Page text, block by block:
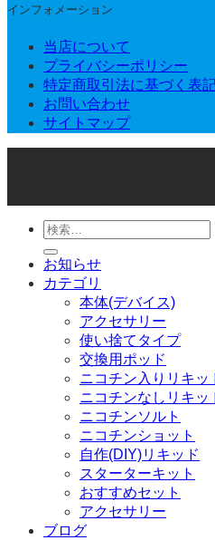
インフォメーション
当店について
プライバシーポリシー
特定商取引法に基づく表
お問い合わせ
サイトマップ
検
索
対
象:
お知らせ
カテゴリ
本体(デバイス)
アクセサリー
使い捨てタイプ
交換用ポッド
ニコチン入りリキッ
ニコチンなしリキッ
ニコチンソルト
ニコチンショット
自作(DIY)リキッド
スターターキット
おすすめセット
アクセサリー
ブログ